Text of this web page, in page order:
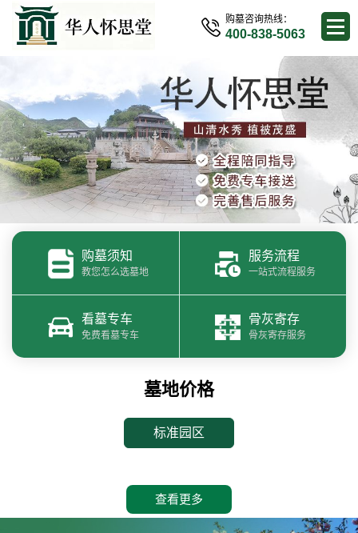
购墓咨询热线：
400-838-5063
购墓须知
教您怎么选墓地
服务流程
一站式流程服务
看墓专车
免费看墓专车
骨灰寄存
骨灰寄存服务
墓地价格
标准园区
查看更多